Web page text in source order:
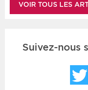
VOIR TOUS LES
Suivez-nous